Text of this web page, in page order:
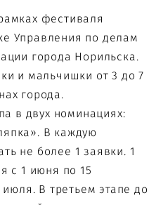
фестиваля
Управления по делам
города Норильска.
и мальчишки от 3 до 7
города.
в двух номинациях:
В каждую
не более 1 заявки. 1
с 1 июня по 15
В третьем этапе до